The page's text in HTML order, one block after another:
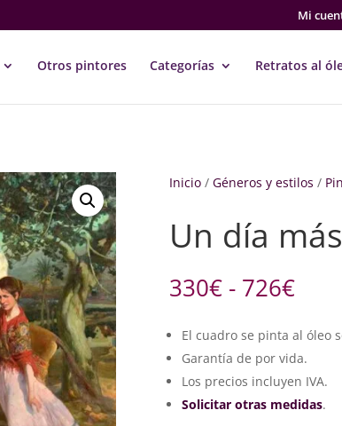
Mi
Otros pintores Categorías Retratos al
Inicio/ Géneros y estilos /
Un día más
330€ - 726€
de
330€
hasta
726€
El cuadro se pinta al óleo
Garantía de por vida.
Los precios incluyen IVA.
Solicitar otras medidas.